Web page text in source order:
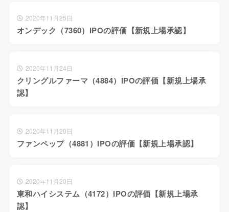
2020年11月25日
オンデック（7360）IPOの評価【新規上場承認】
2020年11月24日
クリングルファーマ（4884）IPOの評価【新規上場承
認】
2020年11月20日
ファンペップ（4881）IPOの評価【新規上場承認】
2020年11月20日
東和ハイシステム（4172）IPOの評価【新規上場承
認】